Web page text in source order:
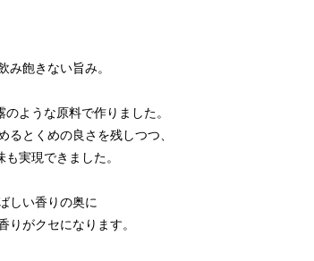
み飽きない旨み。
ような原料で作りました。
るとくめの良さを残しつつ、
実現できました。
しい香りの奥に
りがクセになります。